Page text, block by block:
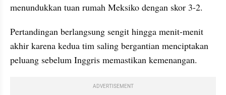
menundukkan tuan rumah Meksiko dengan skor 3-2.
Pertandingan berlangsung sengit hingga menit-menit
akhir karena kedua tim saling bergantian menciptakan
peluang sebelum Inggris memastikan kemenangan.
ADVERTISEMENT